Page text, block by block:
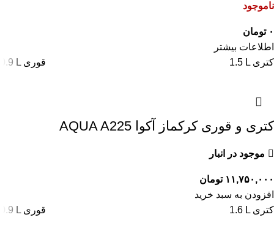
ناموجود
۰ تومان
اطلاعات بیشتر
1.5 L کتری
0.9 L قوری
کتری و قوری کرکماز آکوا AQUA A225
موجود در انبار
۱۱,۷۵۰,۰۰۰ تومان
افزودن به سبد خرید
1.6 L کتری
0.9 L قوری